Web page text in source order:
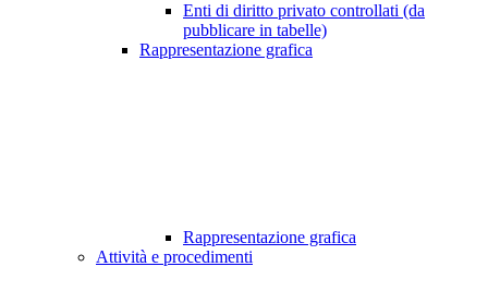
Enti di diritto privato controllati (da
pubblicare in tabelle)
Rappresentazione grafica
Rappresentazione grafica
Attività e procedimenti